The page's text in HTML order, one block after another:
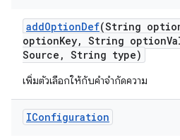
addOptionDef(String
optionKey, String option
Source , String type)
เพิ่มตัวเลือกให้กับคำจำกัดความ
IConfiguration